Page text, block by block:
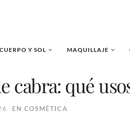
CUERPO Y SOL MAQUILLAJE
cabra: qué
EN COSMÉTICA